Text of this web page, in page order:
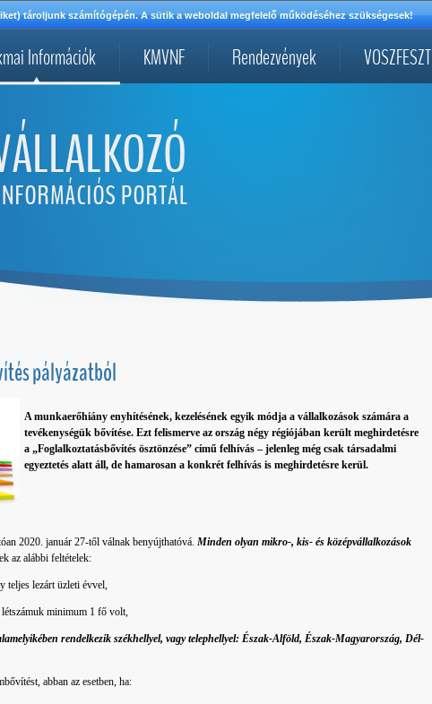
tároljunk számítógépén. A sütik a weboldal megfelelő működéséhez szükségesek!
Információk KMVNF Rendezvények VOSZFESZT
pályázatból
A munkaerőhiány enyhítésének, kezelésének egyik módja a vállalkozások számára a
tevékenységük bővítése. Ezt felismerve az ország négy régiójában került meghirdetésre
a „Foglalkoztatásbővítés ösztönzése” című felhívás – jelenleg még csak társadalmi
egyeztetés alatt áll, de hamarosan a konkrét felhívás is meghirdetésre kerül.
2020. január 27-től válnak benyújthatóvá.Minden olyan mikro-, kis- és középvállalkozások
az alábbi feltételek:
lezárt üzleti évvel,
minimum 1 fő volt,
rendelkezik székhellyel, vagy telephellyel: Észak-Alföld, Észak-Magyarország, Dél-
abban az esetben, ha: